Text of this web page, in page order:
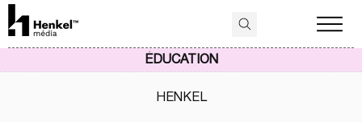
HENKEL
ÉDUCATION